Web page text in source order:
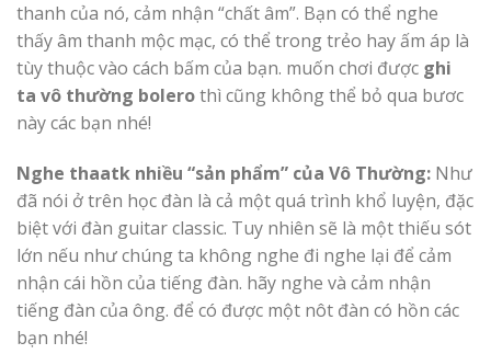
thanh của nó, cảm nhận “chất âm”. Bạn có thể nghe
thấy âm thanh mộc mạc, có thể trong trẻo hay ấm áp là
tùy thuộc vào cách bấm của bạn. muốn chơi được ghi
ta vô thường bolerothì cũng không thể bỏ qua bươc
này các bạn nhé!
Nghe thaatk nhiều “sản phẩm” của Vô Thường: Như
đã nói ở trên học đàn là cả một quá trình khổ luyện, đặc
biệt với đàn guitar classic. Tuy nhiên sẽ là một thiếu sót
lớn nếu như chúng ta không nghe đi nghe lại để cảm
nhận cái hồn của tiếng đàn. hãy nghe và cảm nhận
tiếng đàn của ông. để có được một nôt đàn có hồn các
bạn nhé!